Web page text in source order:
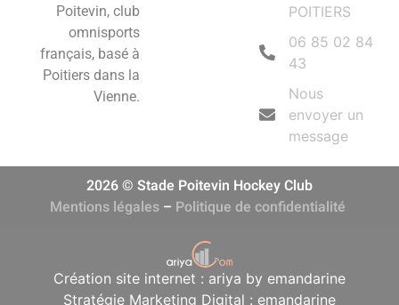
Poitevin, club
omnisports
français, basé à
Poitiers dans la
Vienne.
POITIERS
06 85 02 84
43
Nous
envoyer un
message
2026 © Stade Poitevin Hockey Club
Mentions légales – Politique de confidentialité
Création site internet : ariya by emandarine
Stratégie Marketing Digital : emandarine